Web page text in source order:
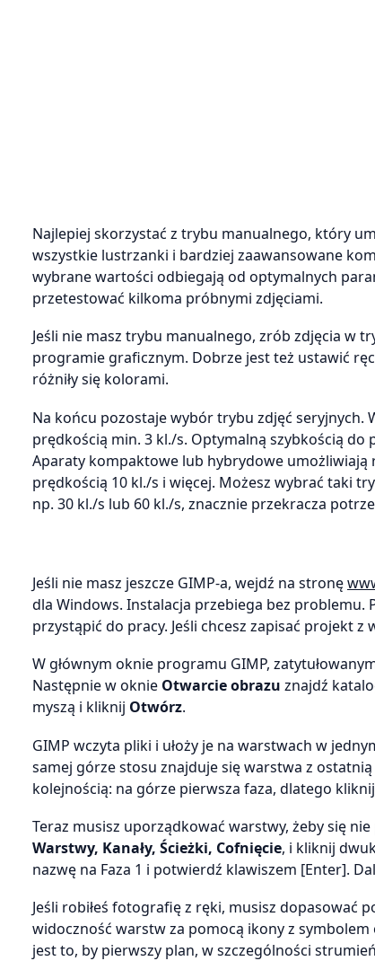
Najlepiej skorzystać z trybu manualnego, który
wszystkie lustrzanki i bardziej zaawansowane
wybrane wartości odbiegają od optymalnych
przetestować kilkoma próbnymi zdjęciami.
Jeśli nie masz trybu manualnego, zrób zdjęcia w
programie graficznym. Dobrze jest też ustawić
różniły się kolorami.
Na końcu pozostaje wybór trybu zdjęć
prędkością min. 3 kl./s. Optymalną szybkością do
Aparaty kompaktowe lub hybrydowe
prędkością 10 kl./s i więcej. Możesz wybrać taki
np. 30 kl./s lub 60 kl./s, znacznie przekracza
Jeśli nie masz jeszcze GIMP-a, wejdź na stronę
dla Windows. Instalacja przebiega bez
przystąpić do pracy. Jeśli chcesz zapisać projekt z
W głównym oknie programu GIMP,
Następnie w oknie Otwarcie obrazu znajdź
myszą i kliknij Otwórz.
GIMP wczyta pliki i ułoży je na warstwach w
samej górze stosu znajduje się warstwa z
kolejnością: na górze pierwsza faza, dlatego
Teraz musisz uporządkować warstwy, żeby się
Warstwy, Kanały, Ścieżki, Cofnięcie, i kliknij
nazwę na Faza 1 i potwierdź klawiszem [Enter].
Jeśli robiłeś fotografię z ręki, musisz dopasować
widoczność warstw za pomocą ikony z symbolem
jest to, by pierwszy plan, w szczególności